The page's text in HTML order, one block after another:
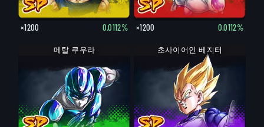
×1200 0.0112% ×1200 0.0112%
메탈 쿠우라 초사이어인 베지터